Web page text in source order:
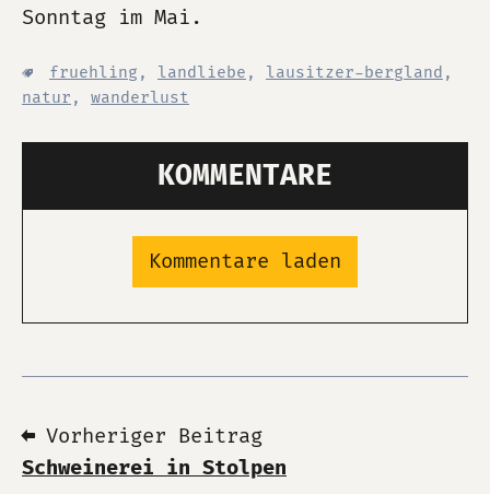
Sonntag im Mai.
fruehling , landliebe , lausitzer-bergland ,
natur , wanderlust
KOMMENTARE
Kommentare laden
⬅ Vorheriger Beitrag
Schweinerei in Stolpen